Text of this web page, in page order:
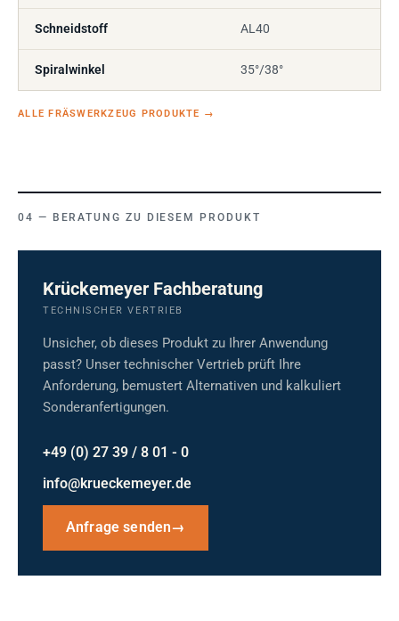
Schneidstoff AL40
Spiralwinkel 35°/38°
ALLE FRÄSWERKZEUG PRODUKTE →
BERATUNG ZU DIESEM PRODUKT
Krückemeyer Fachberatung
TECHNISCHER VERTRIEB
Unsicher, ob dieses Produkt zu Ihrer Anwendung
passt? Unser technischer Vertrieb prüft Ihre
Anforderung, bemustert Alternativen und kalkuliert
Sonderanfertigungen.
+49 (0) 27 39 / 8 01 - 0
info@krueckemeyer.de
Anfrage senden→